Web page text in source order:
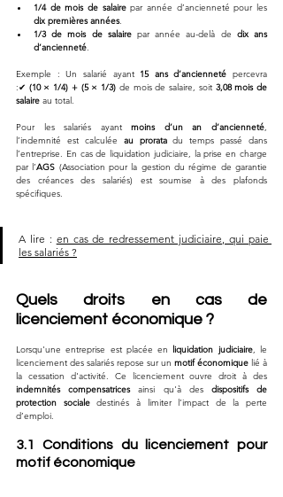
1/4 de mois de salaire
dix premières années.
1/3 de mois de salaire par année au-delà de dix ans
d’ancienneté.
Exemple : Un salarié ayant 15 ans d’ancienneté percevra
:✔ (10 × 1/4) + (5 × 1/3) de mois de salaire, soit 3,08 mois de
salaire au total.
Pour les salariés ayant moins d’un an d’ancienneté,
l’indemnité est calculée au prorata du temps passé dans
l’entreprise. En cas de liquidation judiciaire, la prise en charge
par l’AGS (Association pour la gestion du régime de garantie
des créances des salariés) est soumise à des plafonds
spécifiques.
A lire : en cas de redressement judiciaire, qui paie
les salariés ?
Quels droits en cas de
licenciement économique ?
Lorsqu'une entreprise est placée en liquidation judiciaire, le
licenciement des salariés repose sur un motif économique lié à
indemnités compensatrices ainsi qu'à des dispositifs de
protection sociale destinés à limiter l’impact de la perte
d’emploi.
3.1 Conditions du licenciement pour
motif économique